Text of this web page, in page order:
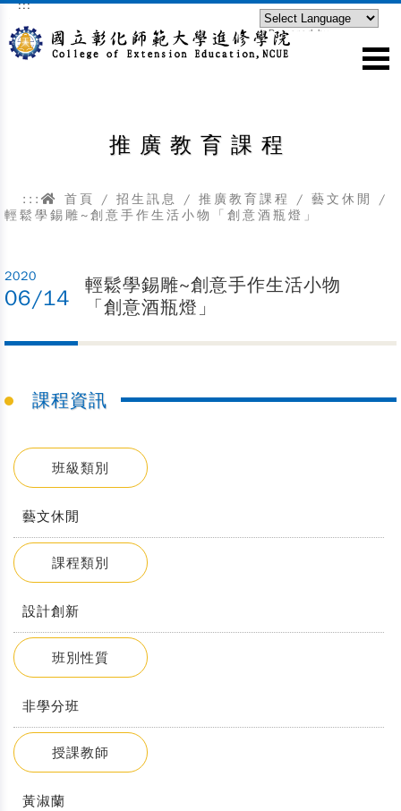
跳到主要內容區塊
:::
Powered by
推廣教育課程
::: 首頁 / 招生訊息 / 推廣教育課程 / 藝文休閒
/
輕鬆學錫雕~創意手作生活小物「創意酒瓶燈」
2020
06/14
輕鬆學錫雕~創意手作生活小物
「創意酒瓶燈」
課程資訊
班級類別
藝文休閒
課程類別
設計創新
班別性質
非學分班
授課教師
黃淑蘭